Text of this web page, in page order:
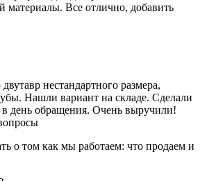
Все отлично, добавить
нестандартного размера,
Нашли вариант на складе. Сделали
в день обращения. Очень выручили!
о том как мы работаем: что продаем и